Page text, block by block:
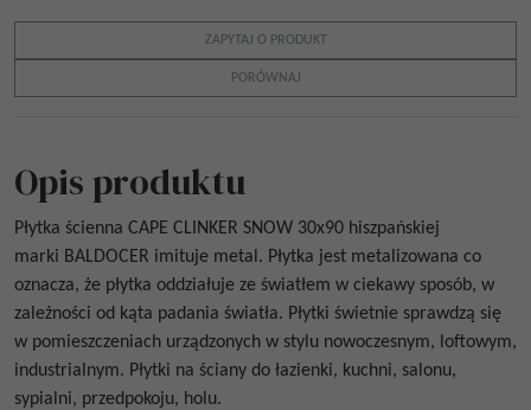
ZAPYTAJ O PRODUKT
PORÓWNAJ
Opis produktu
Płytka ścienna CAPE CLINKER SNOW 30x90 hiszpańskiej
marki BALDOCER imituje metal . Płytka jest metalizowana co
oznacza, że płytka oddziałuje ze światłem w ciekawy sposób, w
zależności od kąta padania światła. Płytki świetnie sprawdzą się
w pomieszczeniach urządzonych w stylu nowoczesnym, loftowym,
industrialnym. Płytki na ściany do łazienki, kuchni, salonu,
sypialni, przedpokoju, holu.